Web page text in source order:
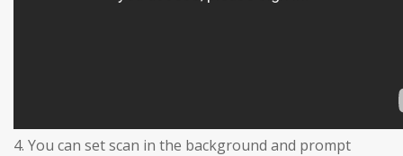
4. You can set scan in the background and prompt